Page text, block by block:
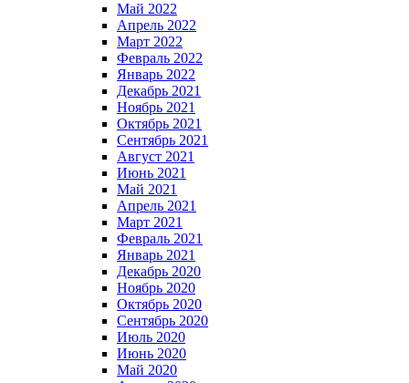
Май 2022
Апрель 2022
Март 2022
Февраль 2022
Январь 2022
Декабрь 2021
Ноябрь 2021
Октябрь 2021
Сентябрь 2021
Август 2021
Июнь 2021
Май 2021
Апрель 2021
Март 2021
Февраль 2021
Январь 2021
Декабрь 2020
Ноябрь 2020
Октябрь 2020
Сентябрь 2020
Июль 2020
Июнь 2020
Май 2020